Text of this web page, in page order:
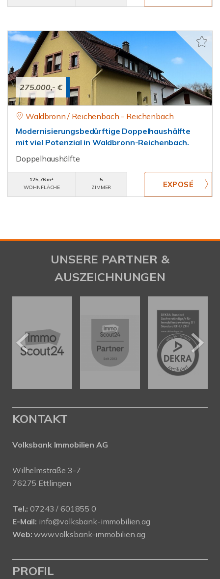
275.000,- €
Waldbronn / Reichenbach - Reichenbach
Modernisierungsbedürftige Doppelhaushälfte
mit viel Potenzial in Waldbronn-Reichenbach.
Doppelhaushälfte
125,76 m²
WOHNFLÄCHE
5
ZIMMER
UNSERE PARTNER &
AUSZEICHNUNGEN
KONTAKT
Volksbank Immobilien AG
Wilhelmstraße 3-7
76275 Ettlingen
Tel.: 07243 / 601855 0
E-Mail: info@volksbank-immobilien.ag
Web: www.volksbank-immobilien.ag
PROFIL